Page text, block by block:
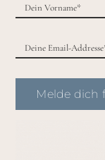
Melde dich